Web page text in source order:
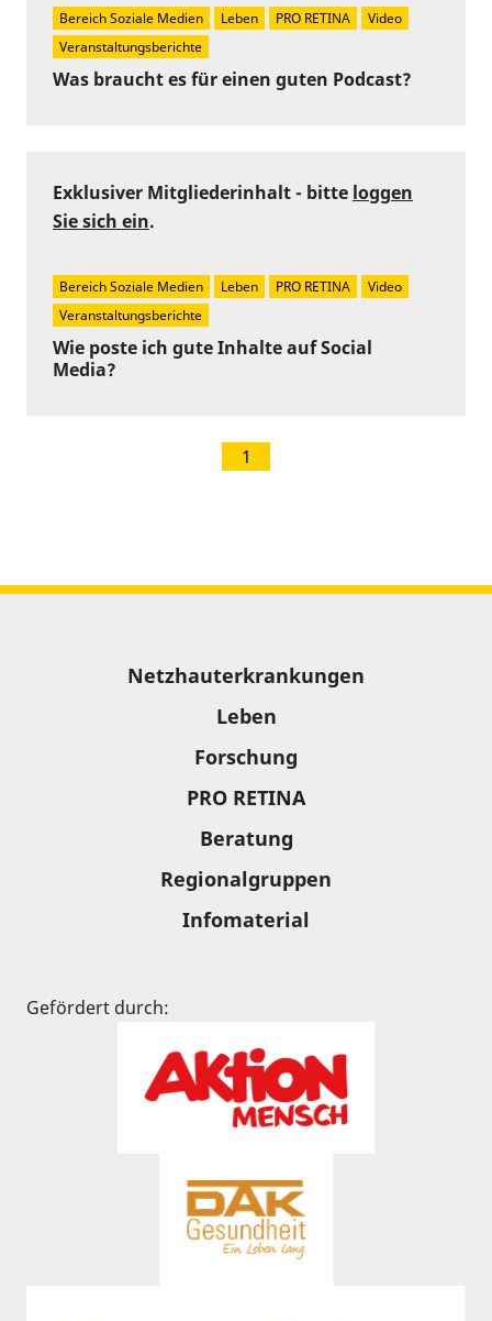
Was braucht es für einen guten Podcast?
Bereich Soziale Medien Leben PRO RETINA
Video
Veranstaltungsberichte
Wie poste ich gute Inhalte auf Social
Media?
Exklusiver Mitgliederinhalt - bitte loggen
Sie sich ein.
Bereich Soziale Medien Leben PRO RETINA
Video
Veranstaltungsberichte
1
Netzhauterkrankungen
Leben
Forschung
PRO RETINA
Beratung
Regionalgruppen
Infomaterial
Gefördert durch: